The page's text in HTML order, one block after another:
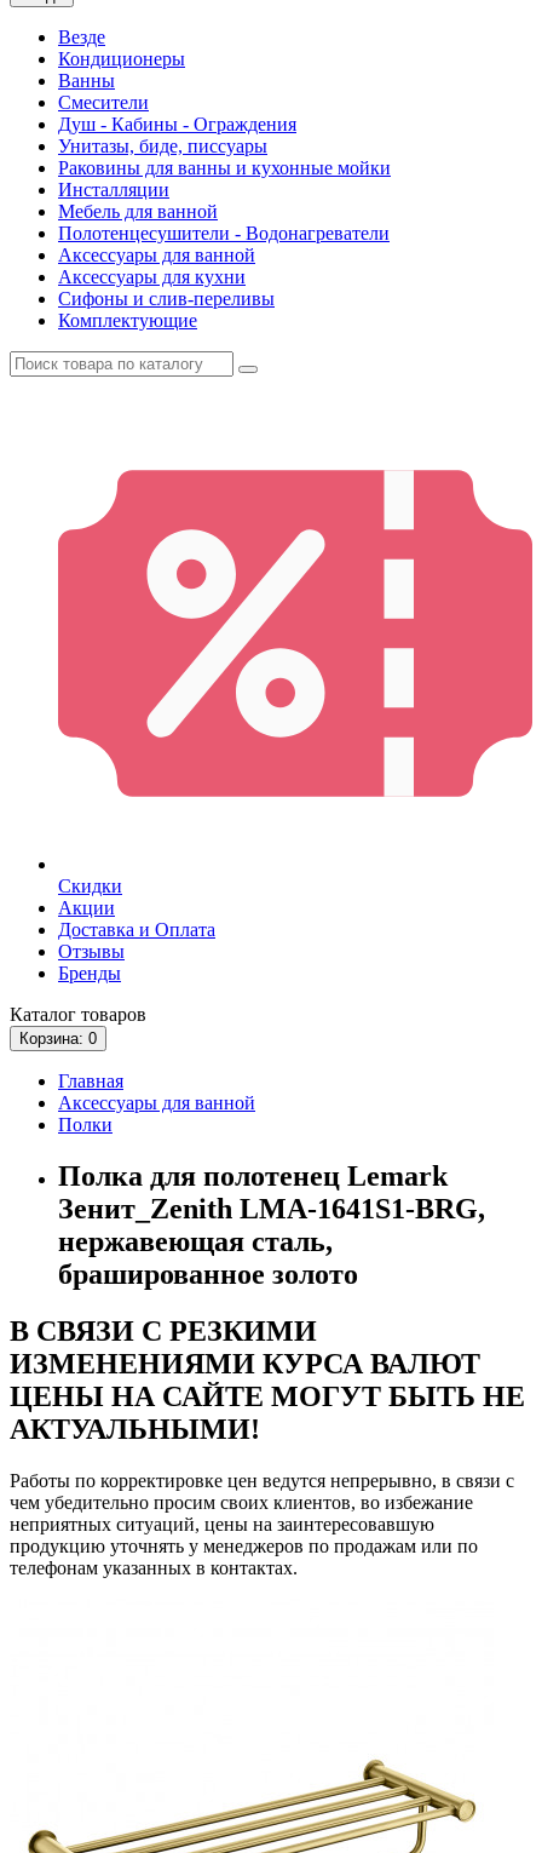
Везде
Кондиционеры
Ванны
Смесители
Душ - Кабины - Ограждения
Унитазы, биде, писсуары
Раковины для ванны и кухонные мойки
Инсталляции
Мебель для ванной
Полотенцесушители - Водонагреватели
Аксессуары для ванной
Аксессуары для кухни
Сифоны и слив-переливы
Комплектующие
Скидки
Акции
Доставка и Оплата
Отзывы
Бренды
Каталог товаров
Корзина: 0
Главная
Аксессуары для ванной
Полки
Полка для полотенец Lemark
Зенит_Zenith LMA-1641S1-BRG,
нержавеющая сталь,
брашированное золото
В СВЯЗИ С РЕЗКИМИ
ИЗМЕНЕНИЯМИ КУРСА ВАЛЮТ
ЦЕНЫ НА САЙТЕ МОГУТ БЫТЬ НЕ
АКТУАЛЬНЫМИ!
Работы по корректировке цен ведутся непрерывно, в связи с
чем убедительно просим своих клиентов, во избежание
неприятных ситуаций, цены на заинтересовавшую
продукцию уточнять у менеджеров по продажам или по
телефонам указанных в контактах.